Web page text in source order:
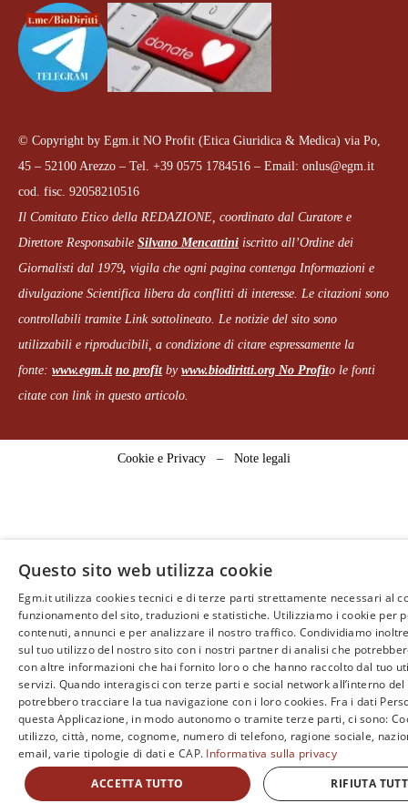
© Copyright by Egm.it NO Profit (Etica Giuridica & Medica) via Po,
45 – 52100 Arezzo – Tel. +39 0575 1784516 – Email: onlus@egm.it
cod. fisc. 92058210516
Il Comitato Etico della REDAZIONE, coordinato dal Curatore e
Direttore Responsabile Silvano Mencattini iscritto all’Ordine dei
Giornalisti dal 1979, vigila che ogni pagina contenga Informazioni e
divulgazione Scientifica libera da conflitti di interesse. Le citazioni sono
controllabili tramite Link sottolineato. Le notizie del sito sono
utilizzabili e riproducibili, a condizione di citare espressamente la
fonte: www.egm.it no profitby www.biodiritti.org No Profito le fonti
citate con link in questo articolo.
Cookie e Privacy – Note legali
Questo sito web utilizza cookie
Egm.it utilizza cookies tecnici e di terze parti strettamente necessari al
funzionamento del sito, traduzioni e statistiche. Utilizziamo i cookie per
contenuti, annunci e per analizzare il nostro traffico. Condividiamo
sul tuo utilizzo del nostro sito con i nostri partner di analisi che
con altre informazioni che hai fornito loro o che hanno raccolto dal tuo
servizi. Quando interagisci con terze parti e social network all’interno
potrebbero tracciare la tua navigazione con i loro cookies. Fra i dati
questa Applicazione, in modo autonomo o tramite terze parti, ci sono:
utilizzo, città, nome, cognome, numero di telefono, ragione sociale,
email, varie tipologie di dati e CAP. Informativa sulla privacy
ACCETTA TUTTO
RIFIUTA